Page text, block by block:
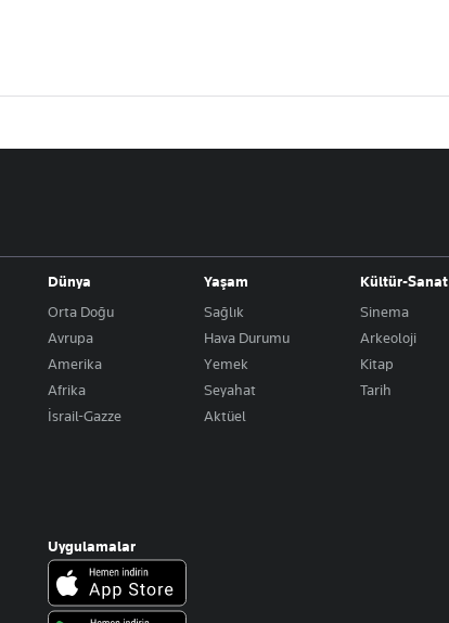
Dünya
Orta Doğu
Avrupa
Amerika
Afrika
İsrail-Gazze
Yaşam
Sağlık
Hava Durumu
Yemek
Seyahat
Aktüel
Kültür-Sanat
Sinema
Arkeoloji
Kitap
Tarih
Uygulamalar